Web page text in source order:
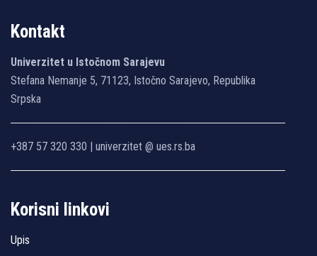
Kontakt
Univerzitet u Istočnom Sarajevu
Stefana Nemanje 5, 71123, Istočno Sarajevo, Republika
Srpska
+387 57 320 330 | univerzitet @ ues.rs.ba
Korisni linkovi
Upis